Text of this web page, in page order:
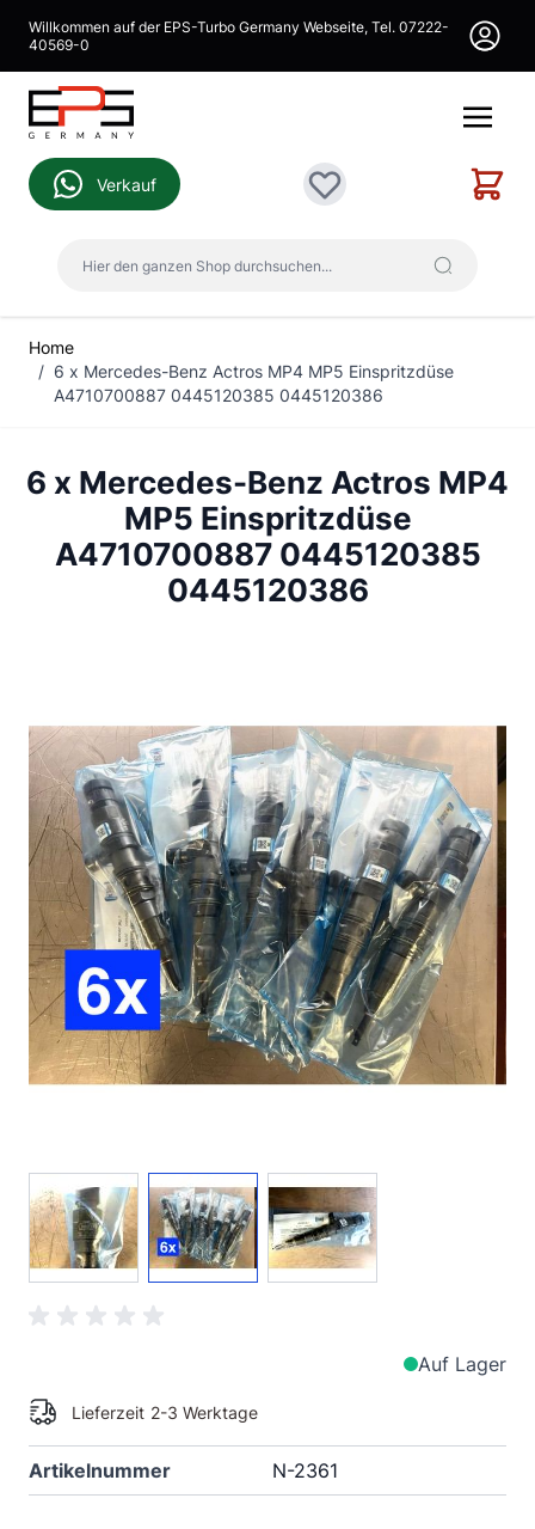
Willkommen auf der EPS-Turbo Germany Webseite, Tel. 07222-
40569-0
Verkauf
Wunschliste
Home
/ 6 x Mercedes-Benz Actros MP4 MP5 Einspritzdüse
A4710700887 0445120385 0445120386
6 x Mercedes-Benz Actros MP4
MP5 Einspritzdüse
A4710700887 0445120385
0445120386
View larger imageView larger imageView larger image
Auf Lager
Lieferzeit 2-3 Werktage
Artikelnummer N-2361